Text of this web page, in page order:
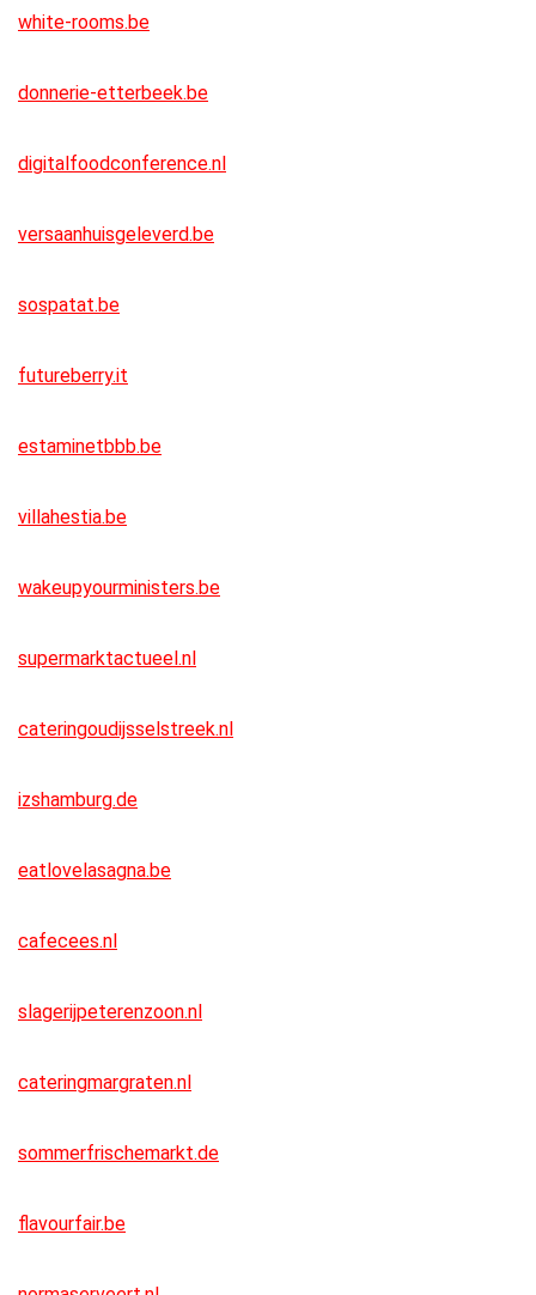
white-rooms.be
donnerie-etterbeek.be
digitalfoodconference.nl
versaanhuisgeleverd.be
sospatat.be
futureberry.it
estaminetbbb.be
villahestia.be
wakeupyourministers.be
supermarktactueel.nl
cateringoudijsselstreek.nl
izshamburg.de
eatlovelasagna.be
cafecees.nl
slagerijpeterenzoon.nl
cateringmargraten.nl
sommerfrischemarkt.de
flavourfair.be